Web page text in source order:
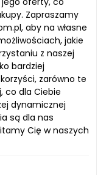
Zapraszamy
aby na własne
jakie
z naszej
bardziej
zarówno te
co dla Ciebie
dynamicznej
są dla nas
Cię w naszych